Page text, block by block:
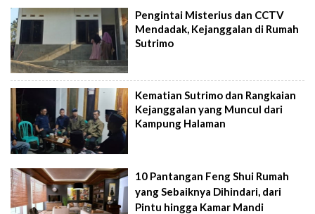
Pengintai Misterius dan CCTV
Mendadak, Kejanggalan di Rumah
Sutrimo
Kematian Sutrimo dan Rangkaian
Kejanggalan yang Muncul dari
Kampung Halaman
10 Pantangan Feng Shui Rumah
yang Sebaiknya Dihindari, dari
Pintu hingga Kamar Mandi